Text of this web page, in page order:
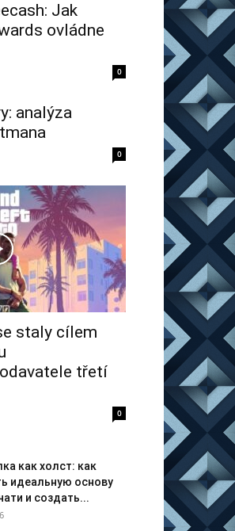
Jak
ovládne
0
analýza
0
staly cílem
třetí
0
как холст: как
идеальную основу
и создать...